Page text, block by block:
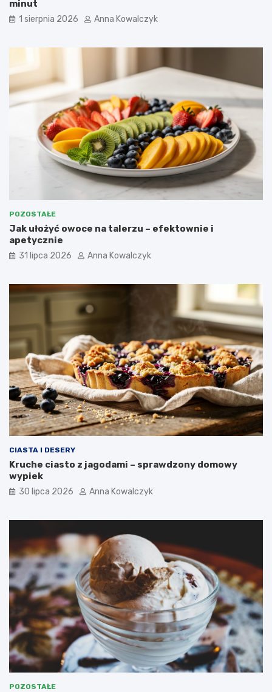
minut
1 sierpnia 2026 Anna Kowalczyk
POZOSTAŁE
Jak ułożyć owoce na talerzu – efektownie i
apetycznie
31 lipca 2026 Anna Kowalczyk
CIASTA I DESERY
Kruche ciasto z jagodami – sprawdzony domowy
wypiek
30 lipca 2026 Anna Kowalczyk
POZOSTAŁE